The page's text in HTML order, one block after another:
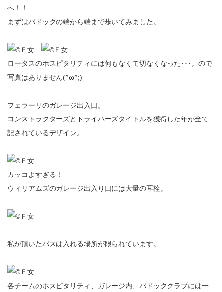
へ！！
まずはパドックの端から端まで歩いてみました。
ロータスのホスピタリティには何もなくて切なくなった･･･。ので
写真はありません(^ω^;)
フェラーリのガレージ出入口。
コンストラクターズとドライバーズタイトルを獲得した年が全て
記されているデザイン。
カッコよすぎる！
ウィリアムズのガレージ出入り口には大量の耳栓。
私が頂いたパスは入れる場所が限られています。
各チームのホスピタリティ、ガレージ内、パドッククラブには一